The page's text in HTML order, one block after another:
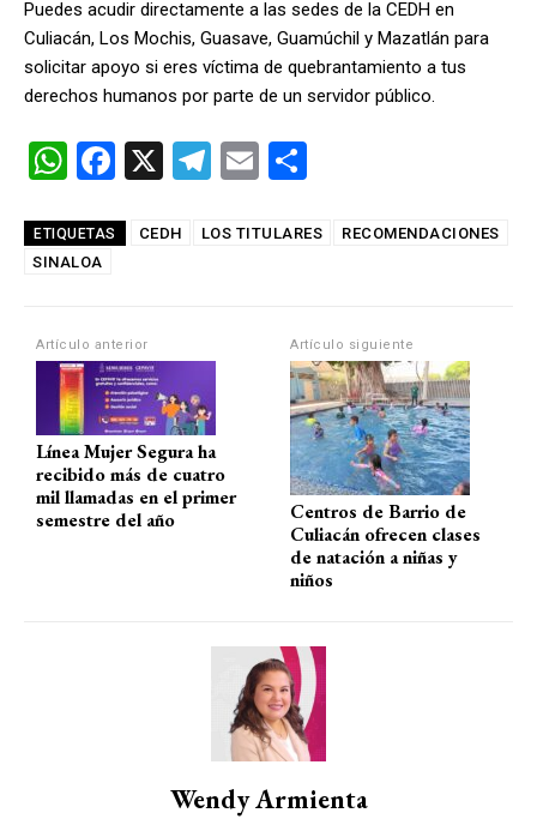
Puedes acudir directamente a las sedes de la CEDH en
Culiacán, Los Mochis, Guasave, Guamúchil y Mazatlán para
solicitar apoyo si eres víctima de quebrantamiento a tus
derechos humanos por parte de un servidor público.
W
at
s
p
p
F
ce
o
k
X
T
e
m
E
ail m
tir
ETIQUETAS CEDH LOS TITULARES
RECOMENDACIONES
SINALOA
Artículo anterior
Línea Mujer Segura ha
recibido más de cuatro
mil llamadas en el primer
semestre del año
Artículo siguiente
Centros de Barrio de
Culiacán ofrecen clases
de natación a niñas y
niños
Wendy Armienta